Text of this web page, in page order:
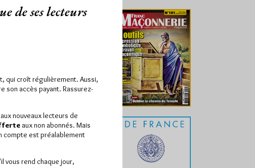
de ses lecteurs
qui croît régulièrement. Aussi,
son accès payant. Rassurez-
nouveaux lecteurs de
aux non abonnés. Mais
compte est préalablement
vous rend chaque jour,